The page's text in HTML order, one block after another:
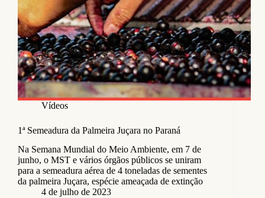
Vídeos
1ª Semeadura da Palmeira Juçara no Paraná
Na Semana Mundial do Meio Ambiente, em 7 de
junho, o MST e vários órgãos públicos se uniram
para a semeadura aérea de 4 toneladas de sementes
da palmeira Juçara, espécie ameaçada de extinção
4 de julho de 2023